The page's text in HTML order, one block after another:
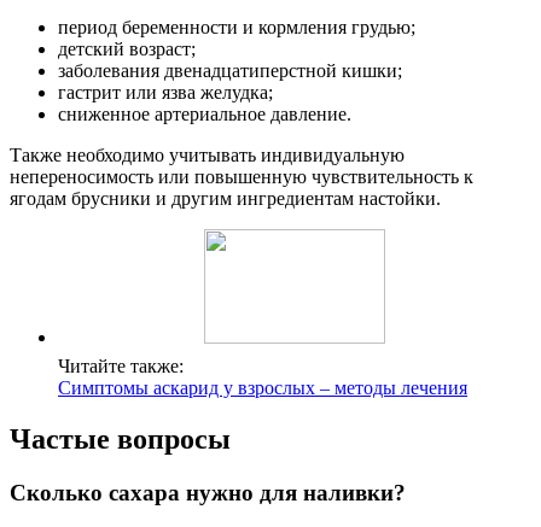
период беременности и кормления грудью;
детский возраст;
заболевания двенадцатиперстной кишки;
гастрит или язва желудка;
сниженное артериальное давление.
Также необходимо учитывать индивидуальную
непереносимость или повышенную чувствительность к
ягодам брусники и другим ингредиентам настойки.
Читайте также:
Симптомы аскарид у взрослых – методы лечения
Частые вопросы
Сколько сахара нужно для наливки?